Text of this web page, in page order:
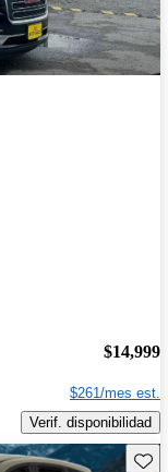
$14,999
$261/mes est.
Verif. disponibilidad